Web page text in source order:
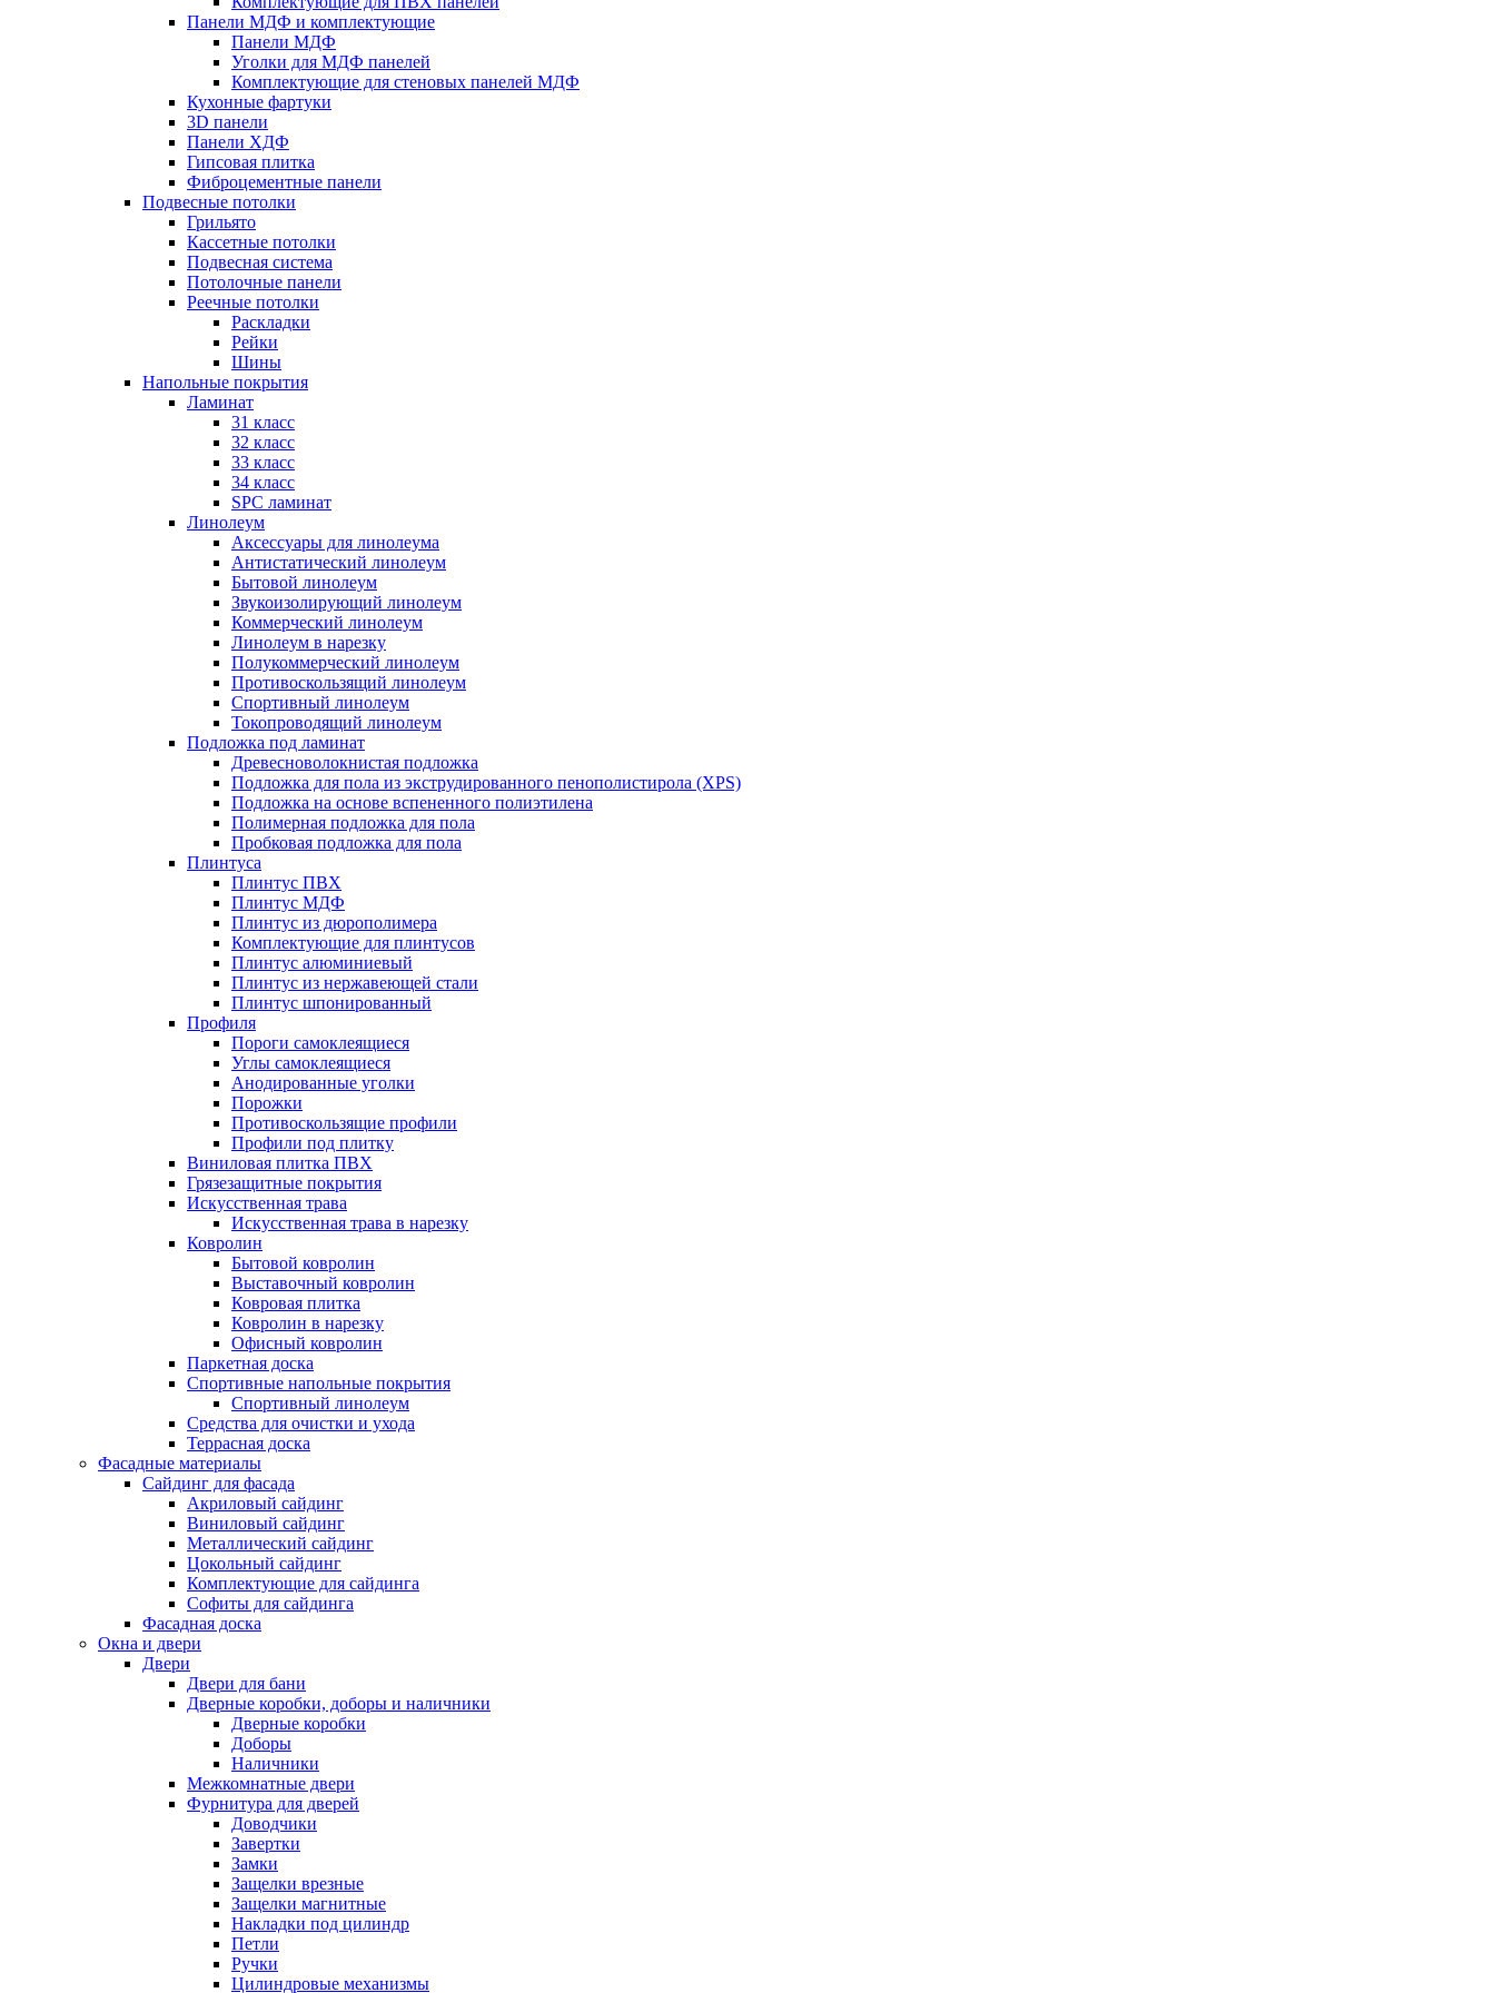
Панели МДФ и комплектующие
Панели МДФ
Уголки для МДФ панелей
Комплектующие для стеновых панелей МДФ
Кухонные фартуки
3D панели
Панели ХДФ
Гипсовая плитка
Фиброцементные панели
Подвесные потолки
Грильято
Кассетные потолки
Подвесная система
Потолочные панели
Реечные потолки
Раскладки
Рейки
Шины
Напольные покрытия
Ламинат
31 класс
32 класс
33 класс
34 класс
SPC ламинат
Линолеум
Аксессуары для линолеума
Антистатический линолеум
Бытовой линолеум
Звукоизолирующий линолеум
Коммерческий линолеум
Линолеум в нарезку
Полукоммерческий линолеум
Противоскользящий линолеум
Спортивный линолеум
Токопроводящий линолеум
Подложка под ламинат
Древесноволокнистая подложка
Подложка для пола из экструдированного пенополистирола (XPS)
Подложка на основе вспененного полиэтилена
Полимерная подложка для пола
Пробковая подложка для пола
Плинтуса
Плинтус ПВХ
Плинтус МДФ
Плинтус из дюрополимера
Комплектующие для плинтусов
Плинтус алюминиевый
Плинтус из нержавеющей стали
Плинтус шпонированный
Профиля
Пороги самоклеящиеся
Углы самоклеящиеся
Анодированные уголки
Порожки
Противоскользящие профили
Профили под плитку
Виниловая плитка ПВХ
Грязезащитные покрытия
Искусственная трава
Искусственная трава в нарезку
Ковролин
Бытовой ковролин
Выставочный ковролин
Ковровая плитка
Ковролин в нарезку
Офисный ковролин
Паркетная доска
Спортивные напольные покрытия
Спортивный линолеум
Средства для очистки и ухода
Террасная доска
Фасадные материалы
Сайдинг для фасада
Акриловый сайдинг
Виниловый сайдинг
Металлический сайдинг
Цокольный сайдинг
Комплектующие для сайдинга
Софиты для сайдинга
Фасадная доска
Окна и двери
Двери
Двери для бани
Дверные коробки, доборы и наличники
Дверные коробки
Доборы
Наличники
Межкомнатные двери
Фурнитура для дверей
Доводчики
Завертки
Замки
Защелки врезные
Защелки магнитные
Накладки под цилиндр
Петли
Ручки
Цилиндровые механизмы